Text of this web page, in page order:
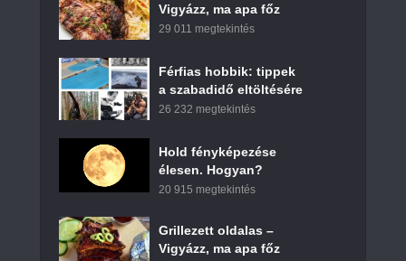
Vigyázz, ma apa főz
29 011 megtekintés
Férfias hobbik: tippek
a szabadidő eltöltésére
26 232 megtekintés
Hold fényképezése
élesen. Hogyan?
20 915 megtekintés
Grillezett oldalas –
Vigyázz, ma apa főz